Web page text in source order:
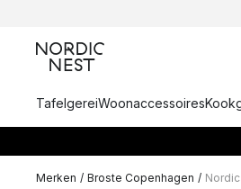
TafelgereiWoonaccessoires
Merken / Broste Copenhagen /